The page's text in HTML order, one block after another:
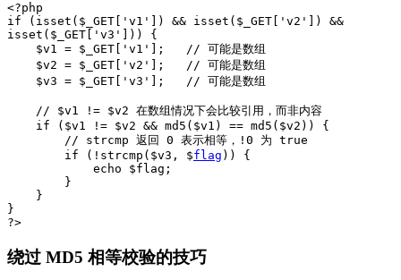
<?php
if (isset($_GET['v1']) && isset($_GET['v2']) &&
isset($_GET['v3'])) {
        if (!strcmp($v3, $
flag )) {
}
绕过 MD5 相等校验的技巧